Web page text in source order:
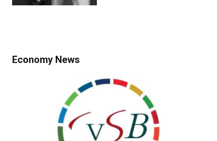
Economy News